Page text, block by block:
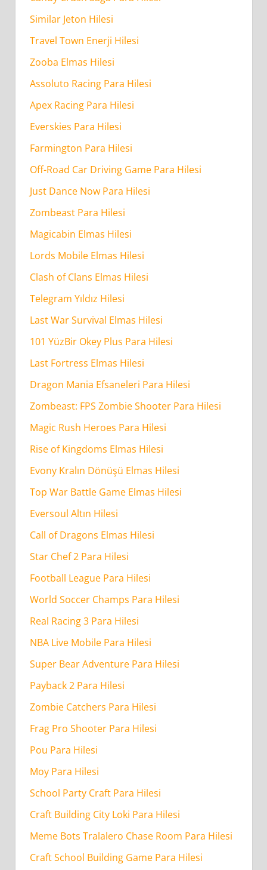
Similar Jeton Hilesi
Travel Town Enerji Hilesi
Zooba Elmas Hilesi
Assoluto Racing Para Hilesi
Apex Racing Para Hilesi
Everskies Para Hilesi
Farmington Para Hilesi
Off-Road Car Driving Game Para Hilesi
Just Dance Now Para Hilesi
Zombeast Para Hilesi
Magicabin Elmas Hilesi
Lords Mobile Elmas Hilesi
Clash of Clans Elmas Hilesi
Telegram Yıldız Hilesi
Last War Survival Elmas Hilesi
101 YüzBir Okey Plus Para Hilesi
Last Fortress Elmas Hilesi
Dragon Mania Efsaneleri Para Hilesi
Zombeast: FPS Zombie Shooter Para Hilesi
Magic Rush Heroes Para Hilesi
Rise of Kingdoms Elmas Hilesi
Evony Kralın Dönüşü Elmas Hilesi
Top War Battle Game Elmas Hilesi
Eversoul Altın Hilesi
Call of Dragons Elmas Hilesi
Star Chef 2 Para Hilesi
Football League Para Hilesi
World Soccer Champs Para Hilesi
Real Racing 3 Para Hilesi
NBA Live Mobile Para Hilesi
Super Bear Adventure Para Hilesi
Payback 2 Para Hilesi
Zombie Catchers Para Hilesi
Frag Pro Shooter Para Hilesi
Pou Para Hilesi
Moy Para Hilesi
School Party Craft Para Hilesi
Craft Building City Loki Para Hilesi
Meme Bots Tralalero Chase Room Para Hilesi
Craft School Building Game Para Hilesi